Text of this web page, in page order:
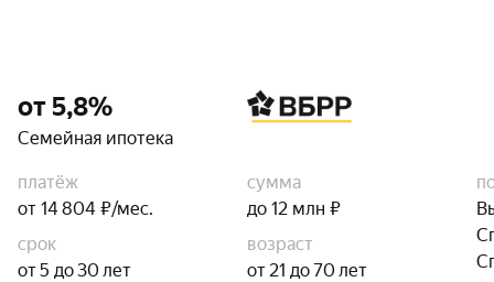
от 5,8%
Семейная ипотека
платёж
от 14 804 ₽/мес.
сумма
до 12 млн ₽
срок
от 5 до 30 лет
возраст
от 21 до 70 лет